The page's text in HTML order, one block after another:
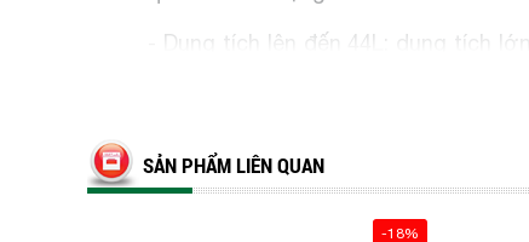
- Dung tích lên đến 44L: dung tích
buổi tiệc, giúp tiết kiệm công sức và
hẹn giờ nấu tiện dụng, rã đông, chế
chiếu sáng giúp dễ dàng xem hoạt
nhiệt giúp an toàn hơn khi nấu thức
SẢN PHẨM LIÊN QUAN
-18%